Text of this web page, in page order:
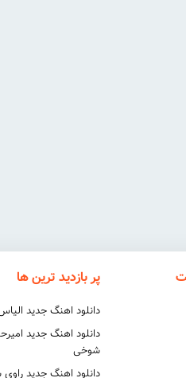
پر بازدید ترین ها
دانلود اهنگ جدید
دانلود اهنگ جدید
شوخی
دانلود اهنگ جدید راوی